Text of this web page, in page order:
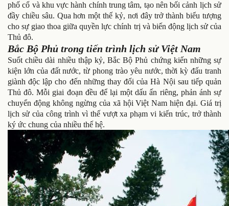
phố cổ và khu vực hành chính trung tâm, tạo nên bối cảnh lịch sử
đầy chiều sâu. Qua hơn một thế kỷ, nơi đây trở thành biểu tượng
cho sự giao thoa giữa quyền lực chính trị và biến động lịch sử của
Thủ đô.
Bắc Bộ Phủ trong tiến trình lịch sử Việt Nam
Suốt chiều dài nhiều thập kỷ, Bắc Bộ Phủ chứng kiến những sự
kiện lớn của đất nước, từ phong trào yêu nước, thời kỳ đấu tranh
giành độc lập cho đến những thay đổi của Hà Nội sau tiếp quản
Thủ đô. Mỗi giai đoạn đều để lại một dấu ấn riêng, phản ánh sự
chuyển động không ngừng của xã hội Việt Nam hiện đại. Giá trị
lịch sử của công trình vì thế vượt xa phạm vi kiến trúc, trở thành
ký ức chung của nhiều thế hệ.